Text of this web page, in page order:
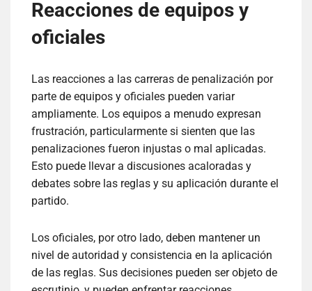
Reacciones de equipos y
oficiales
Las reacciones a las carreras de penalización por
parte de equipos y oficiales pueden variar
ampliamente. Los equipos a menudo expresan
frustración, particularmente si sienten que las
penalizaciones fueron injustas o mal aplicadas.
Esto puede llevar a discusiones acaloradas y
debates sobre las reglas y su aplicación durante el
partido.
Los oficiales, por otro lado, deben mantener un
nivel de autoridad y consistencia en la aplicación
de las reglas. Sus decisiones pueden ser objeto de